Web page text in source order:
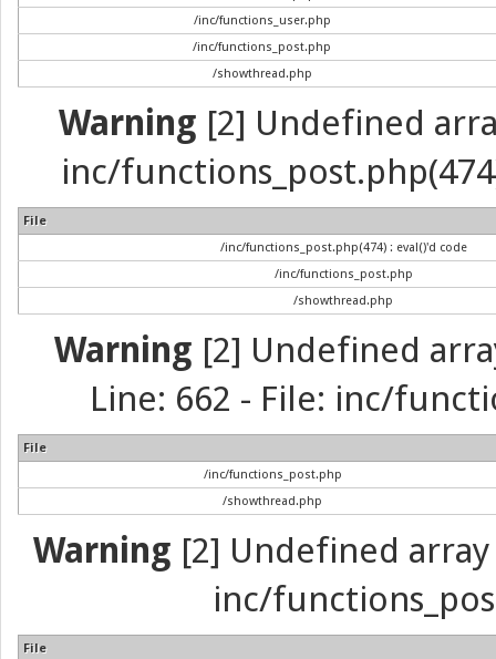
/inc/functions_user.php
/inc/functions_post.php
/showthread.php
Warning [2] Undefined
inc/
File
/inc/functions_post.php(474) : eval()'d code
/inc/functions_post.php
/showthread.php
Warning [2] Undefined
Line: 662 - File: inc/
File
/inc/functions_post.php
/showthread.php
Warning [2] Undefined
inc/
File